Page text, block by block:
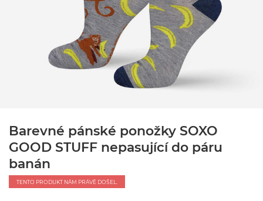
Barevné pánské ponožky SOXO
GOOD STUFF nepasující do páru
banán
TENTO PRODUKT NÁM PRÁVĚ DOŠEL.